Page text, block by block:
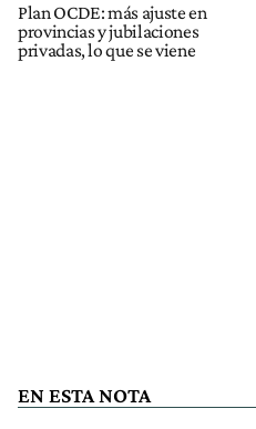
Plan OCDE: más ajuste en
provincias y jubilaciones
privadas, lo que se viene
EN ESTA NOTA